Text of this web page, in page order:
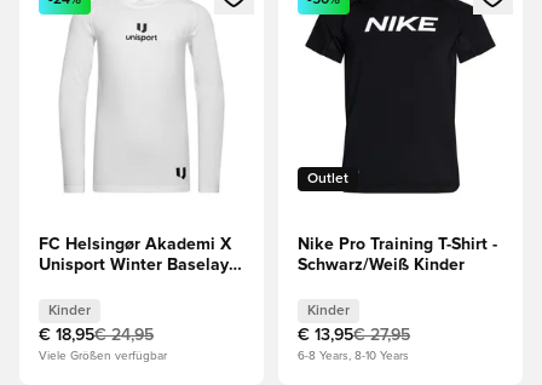
FC Helsingør Akademi X
Unisport Winter Baselayer
Kinder
€ 18,95€ 24,95
Viele Größen verfügbar
Outlet
Nike Pro Training T-Shirt -
Schwarz/Weiß Kinder
Kinder
€ 13,95€ 27,95
6-8 Years, 8-10 Years